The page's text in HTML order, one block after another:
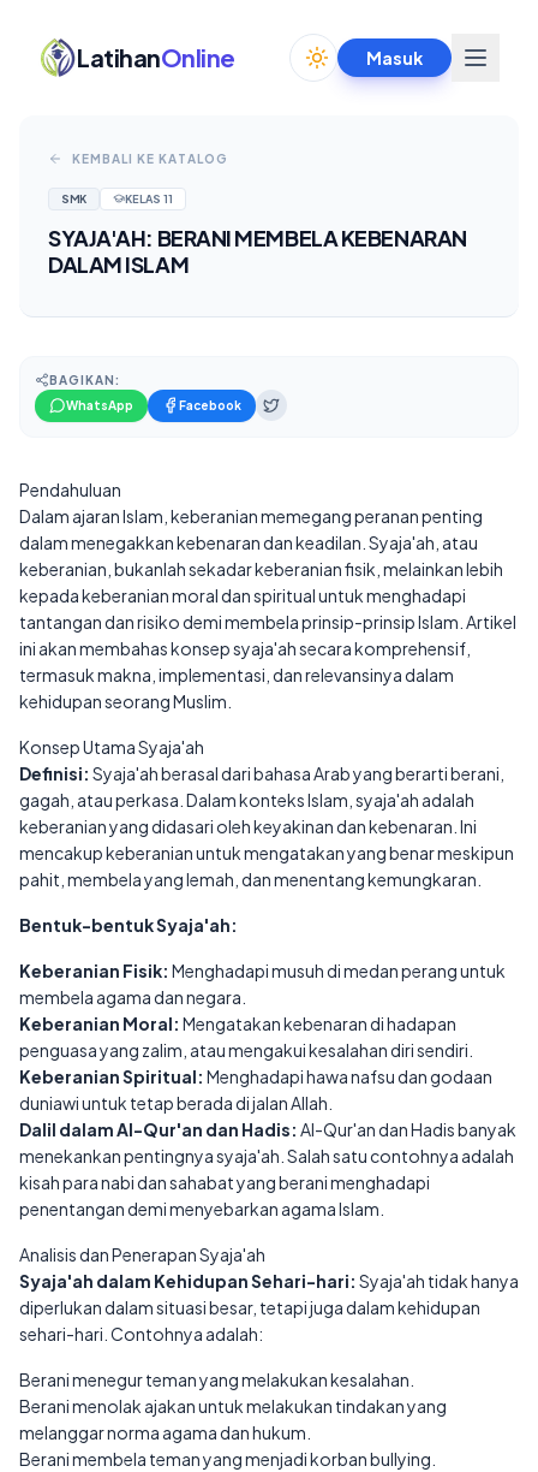
LatihanOnline Toggle theme
Masuk
KEMBALI KE KATALOG
SMK KELAS 11
SYAJA'AH: BERANI MEMBELA KEBENARAN
DALAM ISLAM
BAGIKAN:
WhatsApp
Facebook
Pendahuluan
Dalam ajaran Islam, keberanian memegang peranan penting
dalam menegakkan kebenaran dan keadilan. Syaja'ah, atau
keberanian, bukanlah sekadar keberanian fisik, melainkan lebih
kepada keberanian moral dan spiritual untuk menghadapi
tantangan dan risiko demi membela prinsip-prinsip Islam. Artikel
ini akan membahas konsep syaja'ah secara komprehensif,
termasuk makna, implementasi, dan relevansinya dalam
kehidupan seorang Muslim.
Konsep Utama Syaja'ah
Definisi: Syaja'ah berasal dari bahasa Arab yang berarti berani,
gagah, atau perkasa. Dalam konteks Islam, syaja'ah adalah
keberanian yang didasari oleh keyakinan dan kebenaran. Ini
mencakup keberanian untuk mengatakan yang benar meskipun
pahit, membela yang lemah, dan menentang kemungkaran.
Bentuk-bentuk Syaja'ah:
Keberanian Fisik: Menghadapi musuh di medan perang untuk
membela agama dan negara.
Keberanian Moral: Mengatakan kebenaran di hadapan
penguasa yang zalim, atau mengakui kesalahan diri sendiri.
Keberanian Spiritual: Menghadapi hawa nafsu dan godaan
duniawi untuk tetap berada di jalan Allah.
Dalil dalam Al-Qur'an dan Hadis: Al-Qur'an dan Hadis banyak
menekankan pentingnya syaja'ah. Salah satu contohnya adalah
kisah para nabi dan sahabat yang berani menghadapi
penentangan demi menyebarkan agama Islam.
Analisis dan Penerapan Syaja'ah
Syaja'ah dalam Kehidupan Sehari-hari: Syaja'ah tidak hanya
diperlukan dalam situasi besar, tetapi juga dalam kehidupan
sehari-hari. Contohnya adalah:
Berani menegur teman yang melakukan kesalahan.
Berani menolak ajakan untuk melakukan tindakan yang
melanggar norma agama dan hukum.
Berani membela teman yang menjadi korban bullying.